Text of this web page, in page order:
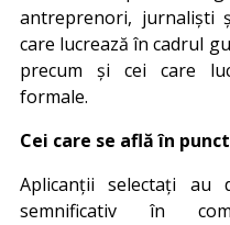
antreprenori, jurnaliști
care lucrează în cadrul
precum și cei care
formale.
Cei care se află în
Aplicanții selectați au
semnificativ în